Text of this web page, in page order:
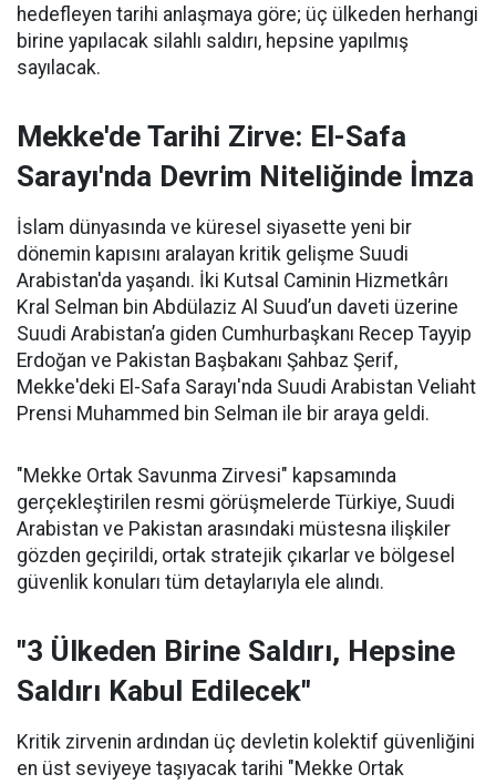
hedefleyen tarihi anlaşmaya göre; üç ülkeden herhangi
birine yapılacak silahlı saldırı, hepsine yapılmış
sayılacak.
Mekke'de Tarihi Zirve: El-Safa
Sarayı'nda Devrim Niteliğinde İmza
İslam dünyasında ve küresel siyasette yeni bir
dönemin kapısını aralayan kritik gelişme Suudi
Arabistan'da yaşandı. İki Kutsal Caminin Hizmetkârı
Kral Selman bin Abdülaziz Al Suud’un daveti üzerine
Suudi Arabistan’a giden Cumhurbaşkanı Recep Tayyip
Erdoğan ve Pakistan Başbakanı Şahbaz Şerif,
Mekke'deki El-Safa Sarayı'nda Suudi Arabistan Veliaht
Prensi Muhammed bin Selman ile bir araya geldi.
"Mekke Ortak Savunma Zirvesi" kapsamında
gerçekleştirilen resmi görüşmelerde Türkiye, Suudi
Arabistan ve Pakistan arasındaki müstesna ilişkiler
gözden geçirildi, ortak stratejik çıkarlar ve bölgesel
güvenlik konuları tüm detaylarıyla ele alındı.
"3 Ülkeden Birine Saldırı, Hepsine
Saldırı Kabul Edilecek"
Kritik zirvenin ardından üç devletin kolektif güvenliğini
en üst seviyeye taşıyacak tarihi "Mekke Ortak